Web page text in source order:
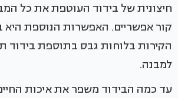
חיצונית של בידוד העוטפת את כל
קור אפשריים. האפשרות הנוספת היא
הקירות בלוחות גבס בתוספת בידוד
למבנה.
עד כמה הבידוד משפר את איכות